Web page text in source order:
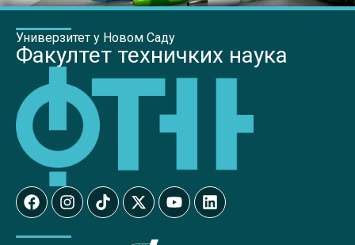
Универзитет у Новом Саду
Факултет техничких наука